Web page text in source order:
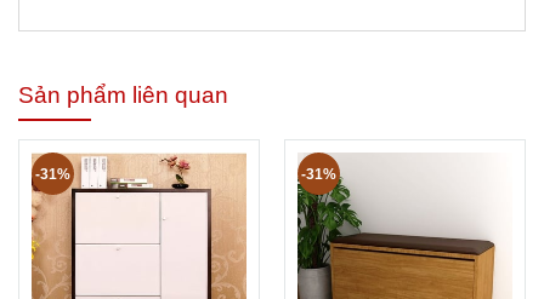
Sản phẩm liên quan
-31% -31%